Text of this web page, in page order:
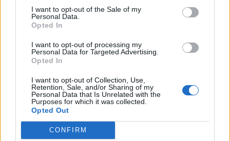
I want to opt-out of the Sale of my
Personal Data.
Opted In
I want to opt-out of processing my
Personal Data for Targeted Advertising.
Opted In
I want to opt-out of Collection, Use,
Retention, Sale, and/or Sharing of my
Personal Data that Is Unrelated with the
Purposes for which it was collected.
Opted Out
CONFIRM
Portfolio.hu teljes cikkarchívum
Kötéslisták: BÉT elmúlt 2 év napon belüli
kötéslistái
Előfizetés
MÁR ELŐFIZETŐNK VAGY?BEJELENTKEZÉS